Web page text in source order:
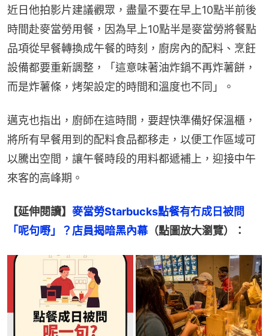
近日他拍影片建議觀眾，盡量不要在早上10點半前後
時間赴麥當勞用餐，因為早上10點半是麥當勞將餐點
品項從早餐轉換成午餐的時刻，廚房內的配料、烹飪
設備都要重新調整，「這意味著油炸鍋不再炸薯餅，
而是炸薯條，烤架設定的時間和溫度也不同」。
邁克也指出，廚師在這時間，要趕快準備好保溫櫃，
將所有早餐用到的配料食品都移走，以便工作區域可
以騰出空間，讓午餐時段的用料都遞補上，迎接中午
來客的高峰期。
【延伸閱讀】 麥當勞Starbucks點餐有冇成日被問
「呢句嘢」？店員揭暗黑內幕（點圖放大瀏覽）：